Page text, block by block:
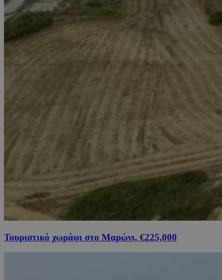
Τουριστικό χωράφι στο Μαρώνι, €225,000